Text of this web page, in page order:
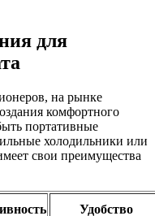
для
на рынке
комфортного
портативные
холодильники или
свои преимущества
Удобство